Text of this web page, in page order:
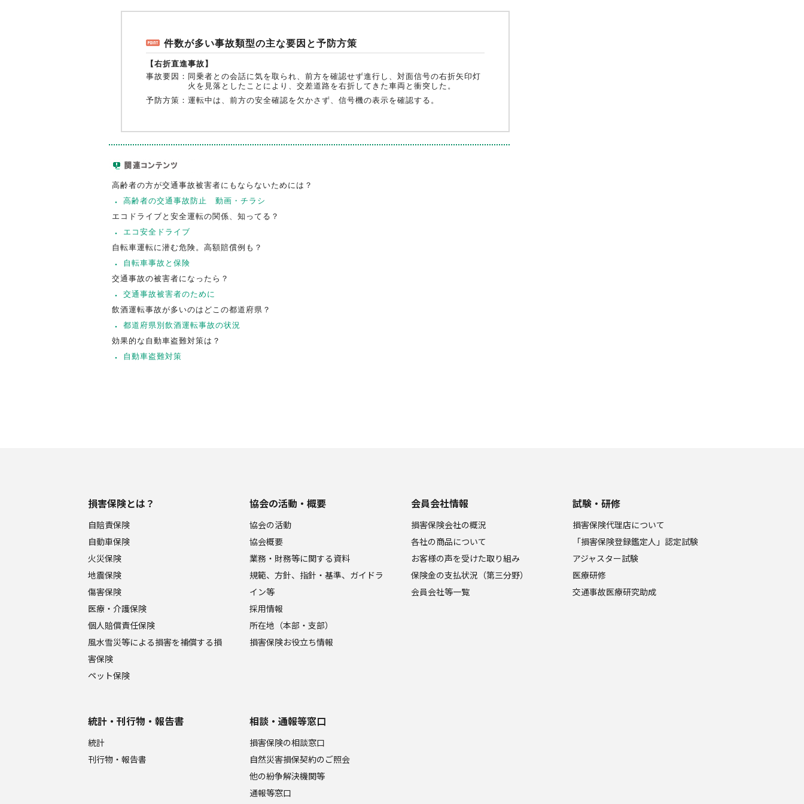
件数が多い事故類型の主な要因と予防方策
【右折直進事故】
事故要因： 同乗者との会話に気を取られ、前方を確認せず進行し、対面信号の右折矢印灯
火を見落としたことにより、交差道路を右折してきた車両と衝突した。
予防方策： 運転中は、前方の安全確認を欠かさず、信号機の表示を確認する。
高齢者の方が交通事故被害者にもならないためには？
高齢者の交通事故防止 動画・チラシ
エコドライブと安全運転の関係、知ってる？
エコ安全ドライブ
自転車運転に潜む危険。高額賠償例も？
自転車事故と保険
交通事故の被害者になったら？
交通事故被害者のために
飲酒運転事故が多いのはどこの都道府県？
都道府県別飲酒運転事故の状況
効果的な自動車盗難対策は？
自動車盗難対策
損害保険とは？
自賠責保険
自動車保険
火災保険
地震保険
傷害保険
医療・介護保険
個人賠償責任保険
風水雪災等による損害を補償する損
害保険
ペット保険
協会の活動・概要
協会の活動
協会概要
業務・財務等に関する資料
規範、方針、指針・基準、ガイドラ
イン等
採用情報
所在地（本部・支部）
損害保険お役立ち情報
会員会社情報
損害保険会社の概況
各社の商品について
お客様の声を受けた取り組み
保険金の支払状況（第三分野）
会員会社等一覧
試験・研修
損害保険代理店について
「損害保険登録鑑定人」認定試験
アジャスター試験
医療研修
交通事故医療研究助成
統計・刊行物・報告書
統計
刊行物・報告書
相談・通報等窓口
損害保険の相談窓口
自然災害損保契約のご照会
他の紛争解決機関等
通報等窓口